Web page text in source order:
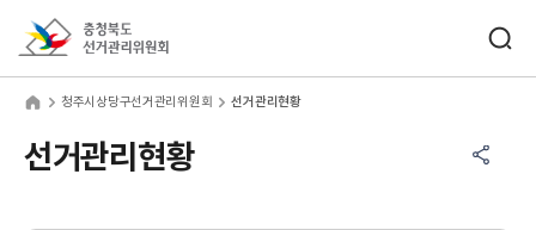
청주시상당구선거관리위원회 선거관리현황
선거관리현황